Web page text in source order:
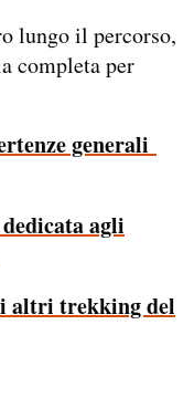
lungo il percorso,
completa per
generali
agli
altri trekking del